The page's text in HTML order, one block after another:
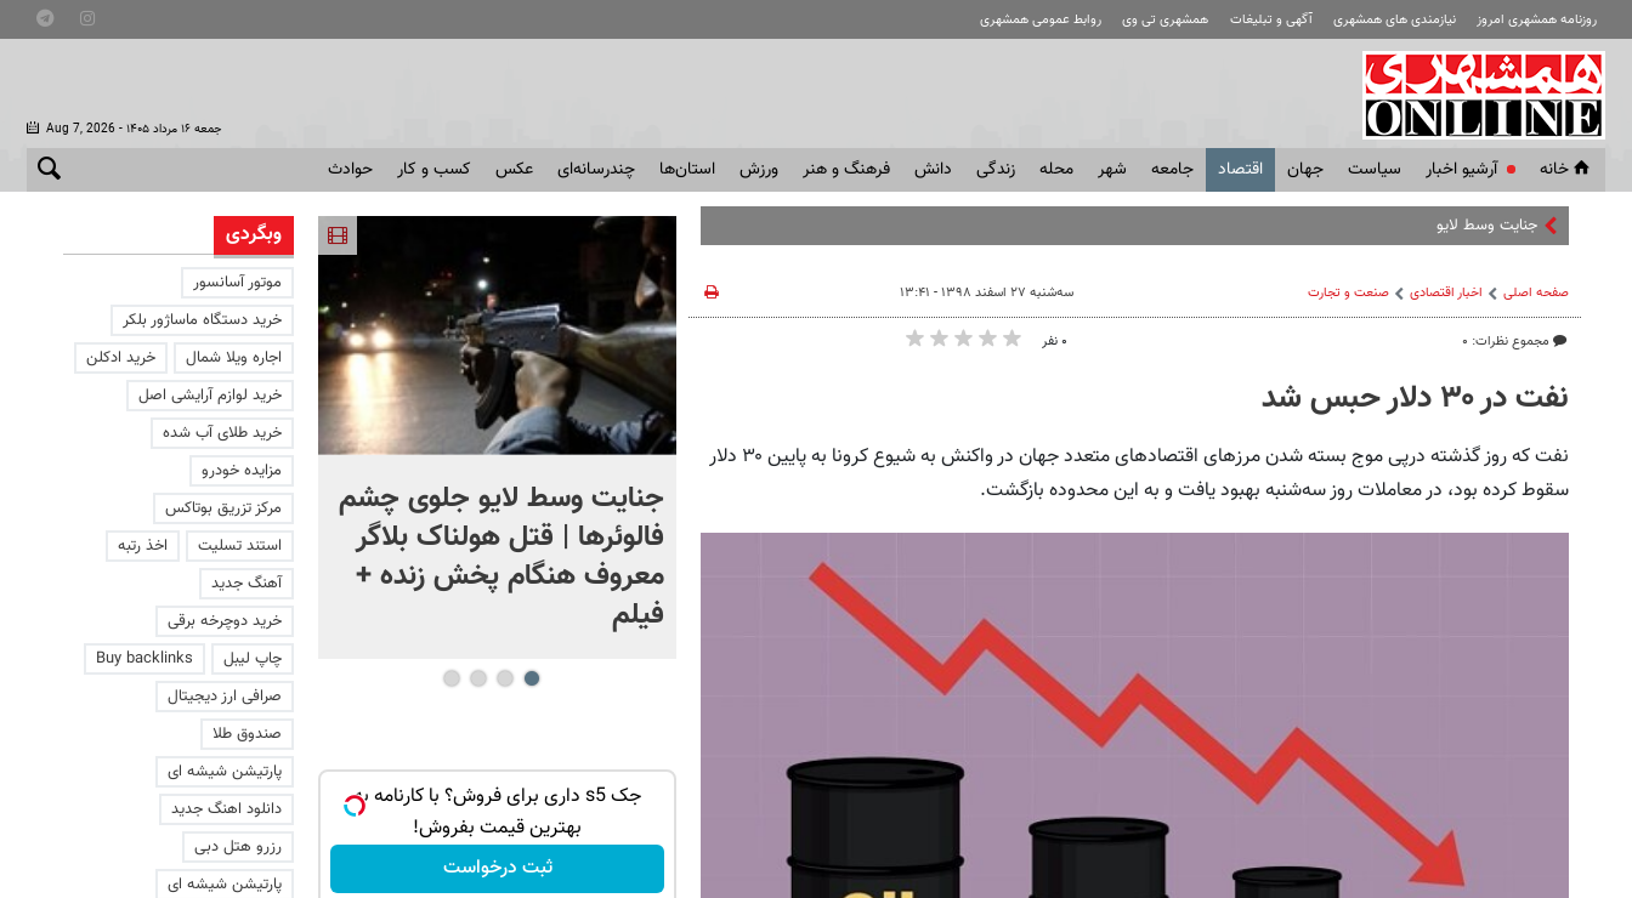
روزنامه همشهری امروز نیازمندی های همشهری آگهی و تبلیغات همشهری تی وی روابط عمومی همشهری
Aug 7, 2026 - جمعه ۱۶ مرداد ۱۴۰۵
خانه آرشیو اخبار سياست جهان اقتصاد جامعه شهر محله زندگی دانش فرهنگ و هنر ورزش استان‌ها چندرسانه‌ای عکس کسب و کار حوادث
جنایت وسط لایو جلوی چشم فالوئرها
صفحه اصلی اخبار اقتصادی صنعت و تجارت
مجموع نظرات: ۰
سه‌شنبه ۲۷ اسفند ۱۳۹۸ - ۱۳:۴۱
۰ نفر
نفت در ۳۰ دلار حبس شد
نفت که روز گذشته درپی موج بسته شدن مرزهای اقتصادهای متعدد جهان در واکنش به شیوع کرونا به پایین ۳۰ دلار
سقوط کرده بود، در معاملات روز سه‌شنبه بهبود یافت و به این محدوده بازگشت.اگر یک‌بار دیگر ایران به ما
حمله کند فلج می شویم
جنایت وسط لایو جلوی چشم
فالوئرها | قتل هولناک بلاگر
معروف هنگام پخش زنده +
فیلم
صحنه ای نادر از حیات
ایران در سبلان + فیلم
آنلاین‌شاپت رو زیاد کن، بازدید بالاتر =
درآمد بیشتر
فروشنده شو
عضو شو تا 3 میلیارد وام بگیر « ویژه فروشگاه
ها »
فروش خودرو شما فقط با یک درخواست
ثبت درخواست
جک s5 داری برای فروش؟ با کارنامه به
بهترین قیمت بفروش!
ثبت درخواست
وبگردی
موتور آسانسور
خرید دستگاه ماساژور بلکر
اجاره ویلا شمال
خرید ادکلن
خرید لوازم آرایشی اصل
خرید طلای آب شده
مزایده خودرو
مرکز تزریق بوتاکس
استند تسلیت
اخذ رتبه
آهنگ جدید
خرید دوچرخه برقی
چاپ لیبل
Buy backlinks
صرافی ارز دیجیتال
صندوق طلا
پارتیشن شیشه ای
دانلود اهنگ جدید
رزرو هتل دبی
پارتیشن شیشه ای